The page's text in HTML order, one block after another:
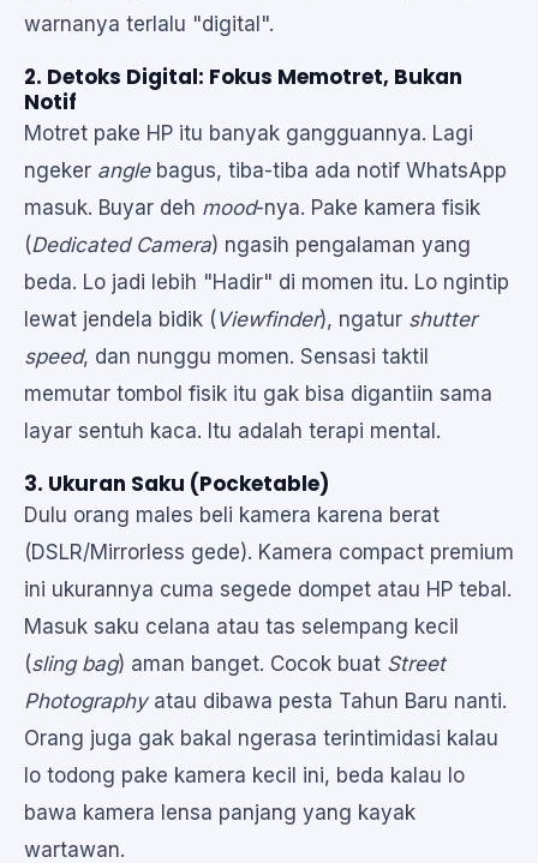
warnanya terlalu "digital".
2. Detoks Digital: Fokus Memotret, Bukan
Notif
Motret pake HP itu banyak gangguannya. Lagi
ngeker anglebagus, tiba-tiba ada notif WhatsApp
masuk. Buyar deh mood-nya. Pake kamera fisik
(Dedicated Camera) ngasih pengalaman yang
beda. Lo jadi lebih "Hadir" di momen itu. Lo ngintip
lewat jendela bidik ( Viewfinder), ngatur shutter
speed, dan nunggu momen. Sensasi taktil
memutar tombol fisik itu gak bisa digantiin sama
layar sentuh kaca. Itu adalah terapi mental.
3. Ukuran Saku (Pocketable)
Dulu orang males beli kamera karena berat
(DSLR/Mirrorless gede). Kamera compact premium
ini ukurannya cuma segede dompet atau HP tebal.
Masuk saku celana atau tas selempang kecil
(sling bag) aman banget. Cocok buat Street
Photographyatau dibawa pesta Tahun Baru nanti.
Orang juga gak bakal ngerasa terintimidasi kalau
lo todong pake kamera kecil ini, beda kalau lo
bawa kamera lensa panjang yang kayak
wartawan.